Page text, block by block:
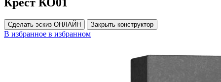
Крест КО01
Сделать эскиз ОНЛАЙН Закрыть конструктор
В избранное в избранном